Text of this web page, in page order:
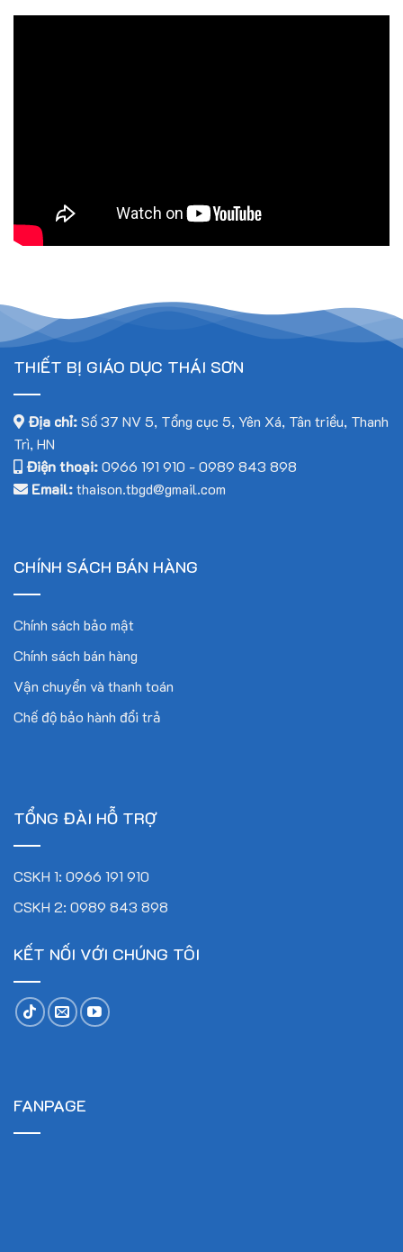
THIẾT BỊ GIÁO DỤC THÁI SƠN
Địa chỉ:Số 37 NV 5, Tổng cục 5, Yên Xá, Tân triều, Thanh
Trì, HN
Điện thoại:0966 191 910 -0989 843 898
Email:thaison.tbgd@gmail.com
CHÍNH SÁCH BÁN HÀNG
Chính sách bảo mật
Chính sách bán hàng
Vận chuyển và thanh toán
Chế độ bảo hành đổi trả
TỔNG ĐÀI HỖ TRỢ
CSKH 1: 0966 191 910
CSKH 2: 0989 843 898
KẾT NỐI VỚI CHÚNG TÔI
FANPAGE